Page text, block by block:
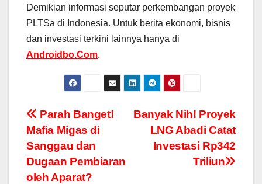
Demikian informasi seputar perkembangan proyek
PLTSa di Indonesia. Untuk berita ekonomi, bisnis
dan investasi terkini lainnya hanya di
Androidbo.Com.
Navigasi
pos
Banyak Nih! Proyek
LNG Abadi Catat
Investasi Rp342
Triliun
Parah Banget!
Mafia Migas di
Sanggau dan
Dugaan Pembiaran
oleh Aparat?